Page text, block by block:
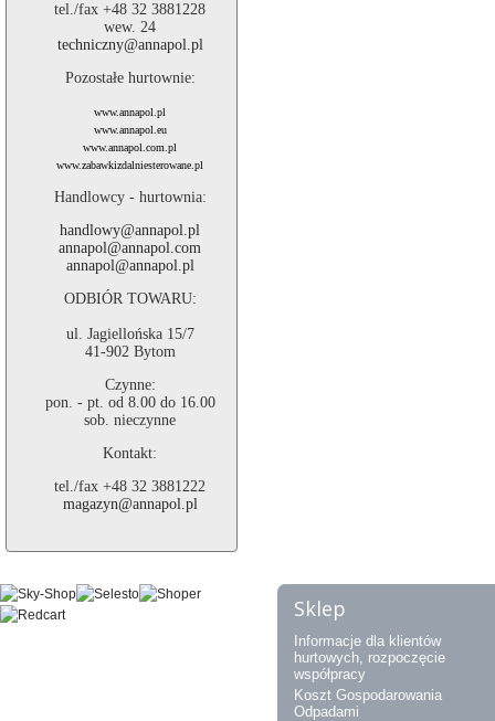
tel./fax +48 32 3881228
wew. 24
techniczny@annapol.pl
Pozostałe hurtownie:
www.annapol.pl
www.annapol.eu
www.annapol.com.pl
www.zabawkizdalniesterowane.pl
Handlowcy - hurtownia:
handlowy@annapol.pl
annapol@annapol.com
annapol@annapol.pl
ODBIÓR TOWARU:
ul. Jagiellońska 15/7
41-902 Bytom
Czynne:
pon. - pt. od 8.00 do 16.00
sob. nieczynne
Kontakt:
tel./fax +48 32 3881222
magazyn@annapol.pl
Sklep
Informacje dla klientów
hurtowych, rozpoczęcie
współpracy
Koszt Gospodarowania
Odpadami